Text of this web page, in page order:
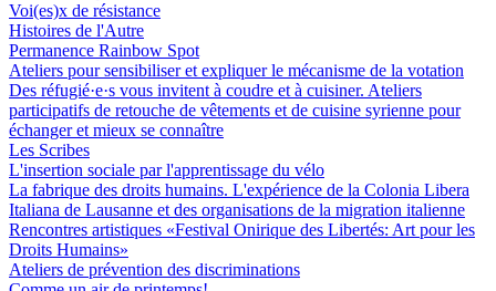
Voi(es)x de résistance
Histoires de l'Autre
Permanence Rainbow Spot
Ateliers pour sensibiliser et expliquer le mécanisme de la votation
Des réfugié·e·s vous invitent à coudre et à cuisiner. Ateliers
participatifs de retouche de vêtements et de cuisine syrienne pour
échanger et mieux se connaître
Les Scribes
L'insertion sociale par l'apprentissage du vélo
La fabrique des droits humains. L'expérience de la Colonia Libera
Italiana de Lausanne et des organisations de la migration italienne
Rencontres artistiques «Festival Onirique des Libertés: Art pour les
Droits Humains»
Ateliers de prévention des discriminations